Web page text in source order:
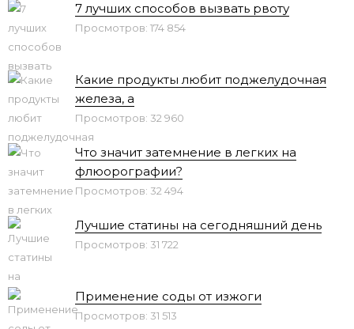
7 лучших способов вызвать рвоту
Просмотров: 174 854
Какие продукты любит поджелудочная
железа, а
Просмотров: 32 960
Что значит затемнение в легких на
флюорографии?
Просмотров: 32 494
Лучшие статины на сегодняшний день
Просмотров: 31 722
Применение соды от изжоги
Просмотров: 31 513